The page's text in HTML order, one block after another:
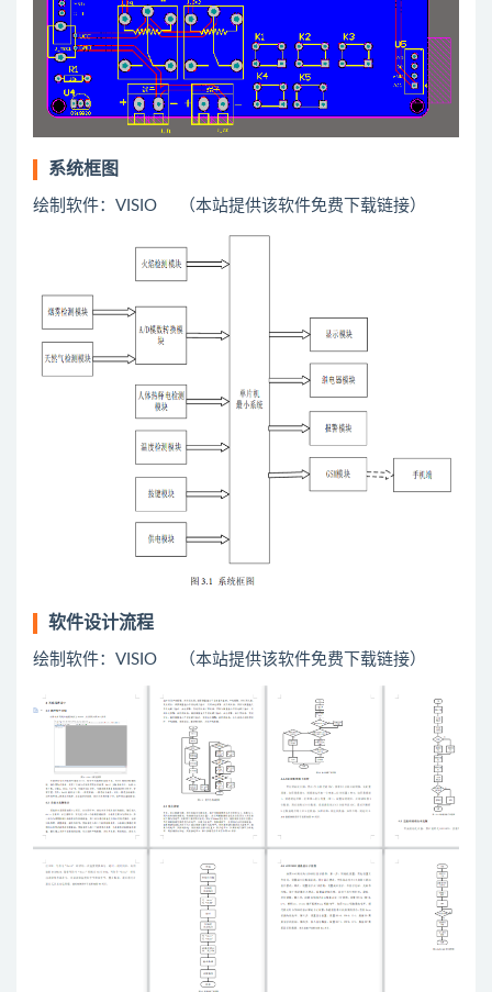
系统框图
绘制软件：VISIO （本站提供该软件免费下载链接）
软件设计流程
绘制软件：VISIO （本站提供该软件免费下载链接）